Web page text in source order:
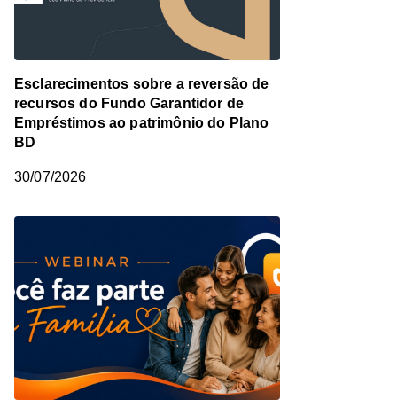
Esclarecimentos sobre a reversão de
recursos do Fundo Garantidor de
Empréstimos ao patrimônio do Plano
BD
30/07/2026